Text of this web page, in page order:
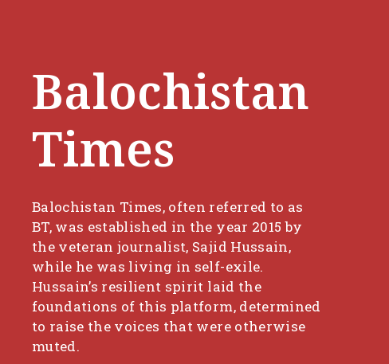
Balochistan
Times
Balochistan Times, often referred to as
BT, was established in the year 2015 by
the veteran journalist, Sajid Hussain,
while he was living in self-exile.
Hussain’s resilient spirit laid the
foundations of this platform, determined
to raise the voices that were otherwise
muted.